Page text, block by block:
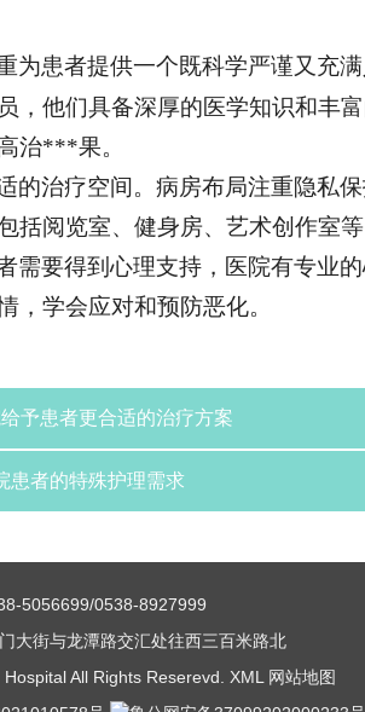
为患者提供一个既科学严谨又充
他们具备深厚的医学知识和丰
治***果。
治疗空间。病房布局注重隐私
阅览室、健身房、艺术创作室
要得到心理支持，医院有专业
学会应对和预防恶化。
予患者更合适的治疗方案
患者的特殊护理需求
5056699/0538-8927999
大街与龙潭路交汇处往西三百米路北
All Rights Reserevd. XML
网站地图